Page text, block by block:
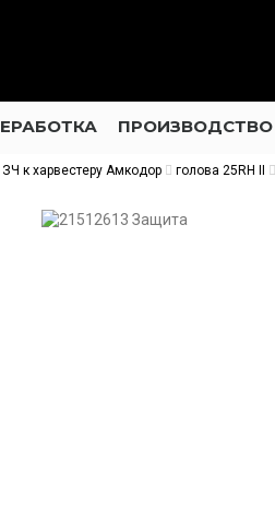
ПРОИЗВОДСТВО
ЗЧ к харвестеру Амкодор голова 25RH II